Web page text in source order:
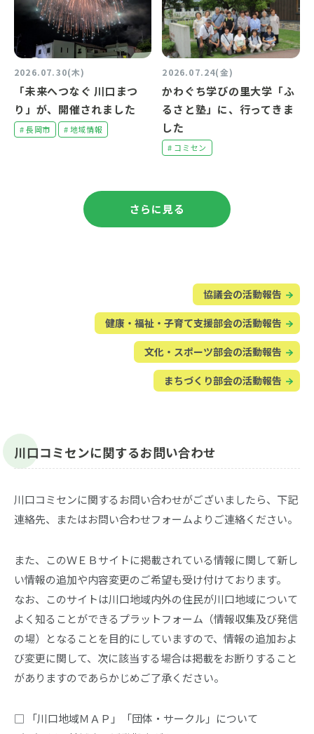
2026.07.30(木)
「未来へつなぐ 川口まつ
り」が、開催されました
# 長岡市 # 地域情報
2026.07.24(金)
かわぐち学びの里大学「ふ
るさと塾」に、行ってきま
した
# コミセン
さらに見る
協議会の活動報告
健康・福祉・子育て支援部会の活動報告
文化・スポーツ部会の活動報告
まちづくり部会の活動報告
川口コミセンに関するお問い合わせ
川口コミセンに関するお問い合わせがございましたら、下記
連絡先、またはお問い合わせフォームよりご連絡ください。
また、このＷＥＢサイトに掲載されている情報に関して新し
い情報の追加や内容変更のご希望も受け付けております。
なお、このサイトは川口地域内外の住民が川口地域について
よく知ることができるプラットフォーム（情報収集及び発信
の場）となることを目的にしていますので、情報の追加およ
び変更に関して、次に該当する場合は掲載をお断りすること
がありますのであらかじめご了承ください。
□ 「川口地域ＭＡＰ」「団体・サークル」について